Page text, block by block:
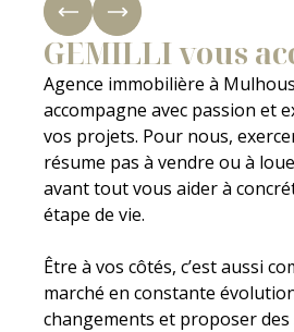
GEMILLI vous
Agence immobilière à
accompagne avec passion et
vos projets. Pour nous,
résume pas à vendre ou à
avant tout vous aider à
étape de vie.
Être à vos côtés, c’est aussi
marché en constante
changements et proposer